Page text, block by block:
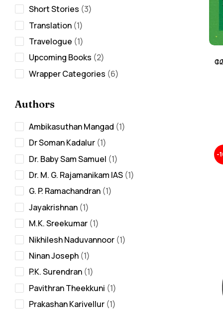
-
Short Stories 3
Translation 1
Travelogue 1
Upcoming Books 2
Wrapper Categories 6
Authors
Ambikasuthan Mangad 1
Dr Soman Kadalur 1
Dr. Baby Sam Samuel 1
Dr. M. G. Rajamanikam IAS 1
G. P. Ramachandran 1
Jayakrishnan 1
M.K. Sreekumar 1
Nikhilesh Naduvannoor 1
Ninan Joseph 1
P.K. Surendran 1
Pavithran Theekkuni 1
Prakashan Karivellur 1